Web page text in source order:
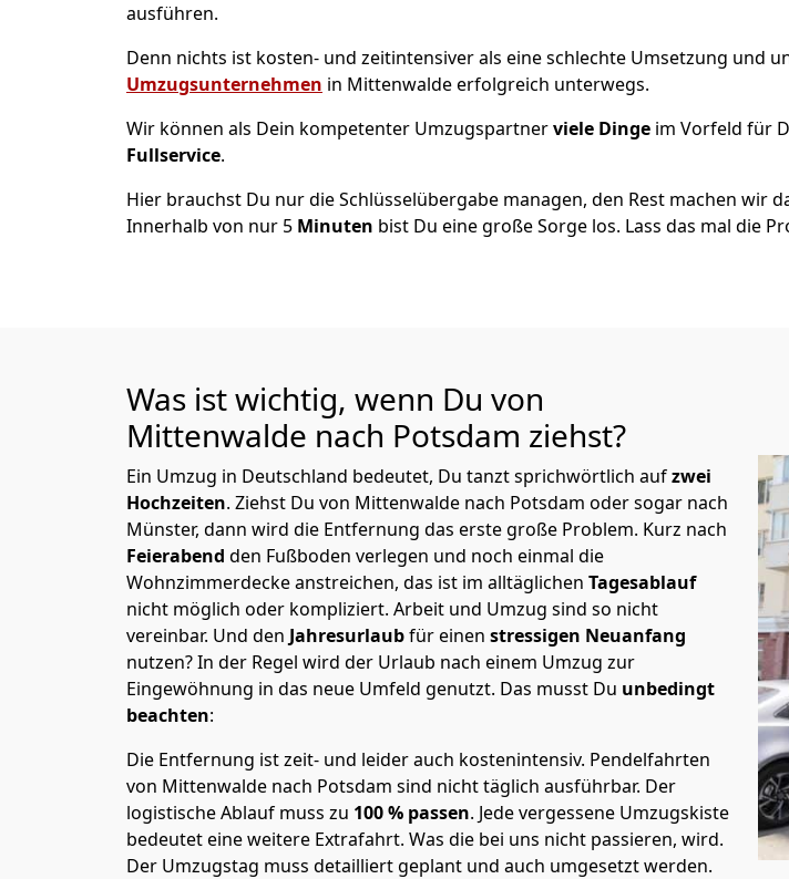
ausführen.
Denn nichts ist kosten- und zeitintensiver als eine schlechte Umsetzung und
Umzugsunternehmen in Mittenwalde erfolgreich unterwegs.
Wir können als Dein kompetenter Umzugspartnerviele Dinge im Vorfeld für
Fullservice.
Hier brauchst Du nur die Schlüsselübergabe managen, den Rest machen wir
Innerhalb von nur 5 Minuten bist Du eine große Sorge los. Lass das mal die
Was ist wichtig, wenn Du von
Mittenwalde nach Potsdam ziehst?
Ein Umzug in Deutschland bedeutet, Du tanzt sprichwörtlich aufzwei
Hochzeiten. Ziehst Du von Mittenwalde nach Potsdam oder sogar nach
Münster, dann wird die Entfernung das erste große Problem. Kurz nach
Feierabend den Fußboden verlegen und noch einmal die
Wohnzimmerdecke anstreichen, das ist im alltäglichen Tagesablauf
nicht möglich oder kompliziert. Arbeit und Umzug sind so nicht
vereinbar. Und den Jahresurlaubfür einen stressigen Neuanfang
nutzen? In der Regel wird der Urlaub nach einem Umzug zur
Eingewöhnung in das neue Umfeld genutzt. Das musst Du unbedingt
beachten:
Die Entfernung ist zeit- und leider auch kostenintensiv. Pendelfahrten
von Mittenwalde nach Potsdam sind nicht täglich ausführbar. Der
logistische Ablauf muss zu 100 % passen. Jede vergessene Umzugskiste
bedeutet eine weitere Extrafahrt. Was die bei uns nicht passieren, wird.
Der Umzugstag muss detailliert geplant und auch umgesetzt werden.